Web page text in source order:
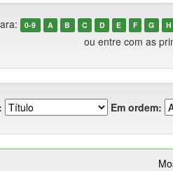
0-9 A B C D E F G H
ou entre com as
Em ordem: